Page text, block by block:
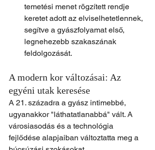
temetési menet rögzített rendje
keretet adott az elviselhetetlennek,
segítve a gyászfolyamat első,
legnehezebb szakaszának
feldolgozását.
A modern kor változásai: Az
egyéni utak keresése
A 21. századra a gyász intimebbé,
ugyanakkor "láthatatlanabbá" vált. A
városiasodás és a technológia
fejlődése alapjaiban változtatta meg a